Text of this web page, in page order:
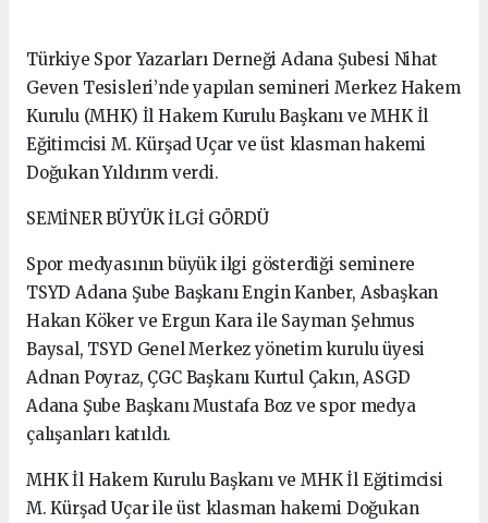
Türkiye Spor Yazarları Derneği Adana Şubesi Nihat
Geven Tesisleri’nde yapılan semineri Merkez Hakem
Kurulu (MHK) İl Hakem Kurulu Başkanı ve MHK İl
Eğitimcisi M. Kürşad Uçar ve üst klasman hakemi
Doğukan Yıldırım verdi.
SEMİNER BÜYÜK İLGİ GÖRDÜ
Spor medyasının büyük ilgi gösterdiği seminere
TSYD Adana Şube Başkanı Engin Kanber, Asbaşkan
Hakan Köker ve Ergun Kara ile Sayman Şehmus
Baysal, TSYD Genel Merkez yönetim kurulu üyesi
Adnan Poyraz, ÇGC Başkanı Kurtul Çakın, ASGD
Adana Şube Başkanı Mustafa Boz ve spor medya
çalışanları katıldı.
MHK İl Hakem Kurulu Başkanı ve MHK İl Eğitimcisi
M. Kürşad Uçar ile üst klasman hakemi Doğukan